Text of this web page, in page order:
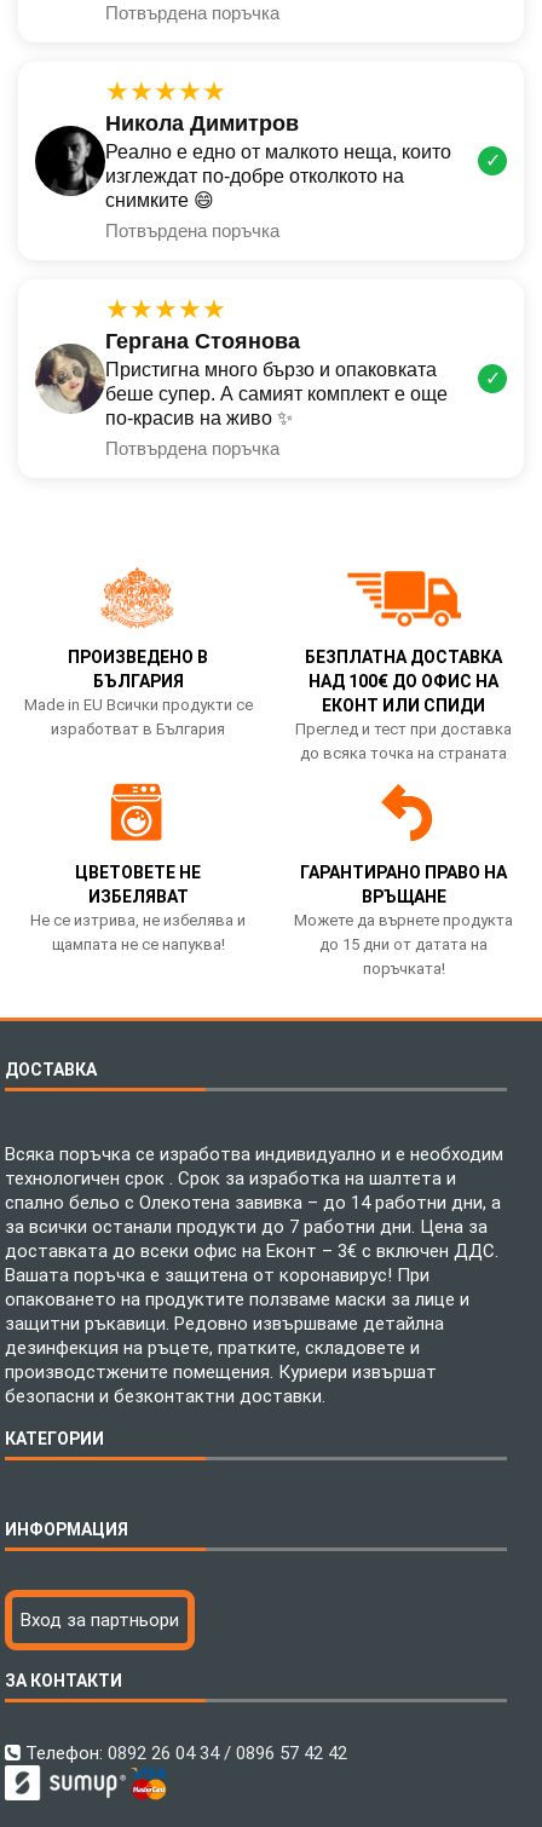
Потвърдена поръчка
★★★★★
Никола Димитров
Реално е едно от малкото неща, които
изглеждат по-добре отколкото на
снимките 😄
Потвърдена поръчка
✓
★★★★★
Гергана Стоянова
Пристигна много бързо и опаковката
беше супер. А самият комплект е още
по-красив на живо ✨
Потвърдена поръчка
✓
ПРОИЗВЕДЕНО В
БЪЛГАРИЯ
Made in EU Всички продукти се
изработват в България
БЕЗПЛАТНА ДОСТАВКА
НАД 100€ ДО ОФИС НА
ЕКОНТ ИЛИ СПИДИ
Преглед и тест при доставка
до всяка точка на страната
ЦВЕТОВЕТЕ НЕ
ИЗБЕЛЯВАТ
Не се изтрива, не избелява и
щампата не се напуква!
ГАРАНТИРАНО ПРАВО НА
ВРЪЩАНЕ
Можете да върнете продукта
до 15 дни от датата на
поръчката!
ДОСТАВКА
Всяка поръчка се изработва индивидуално и е необходим
технологичен срок . Срок за изработка на шалтета и
спално бельо с Олекотена завивка – до 14 работни дни, а
за всички останали продукти до 7 работни дни. Цена за
доставката до всеки офис на Еконт – 3€ с включен ДДС.
Вашата поръчка е защитена от коронавирус! При
опаковането на продуктите ползваме маски за лице и
защитни ръкавици. Редовно извършваме детайлна
дезинфекция на ръцете, пратките, складовете и
производстжените помещения. Куриери извършат
безопасни и безконтактни доставки.
КАТЕГОРИИ
Бебешки спални комплекти
Тениски с пълноцветен печат
Хавлиени кърпи
Пончо за водни спортове
Микрофибърни Велурени Кърпи
Детски пончота
Тениски
ИНФОРМАЦИЯ
Технология на печатане
Файлове за печат
Как да поръчам?
С какво сме различни?
Контакти
Общи Условия
Вход за партньори
ЗА КОНТАКТИ
Телефон:0892 26 04 34 / 0896 57 42 42